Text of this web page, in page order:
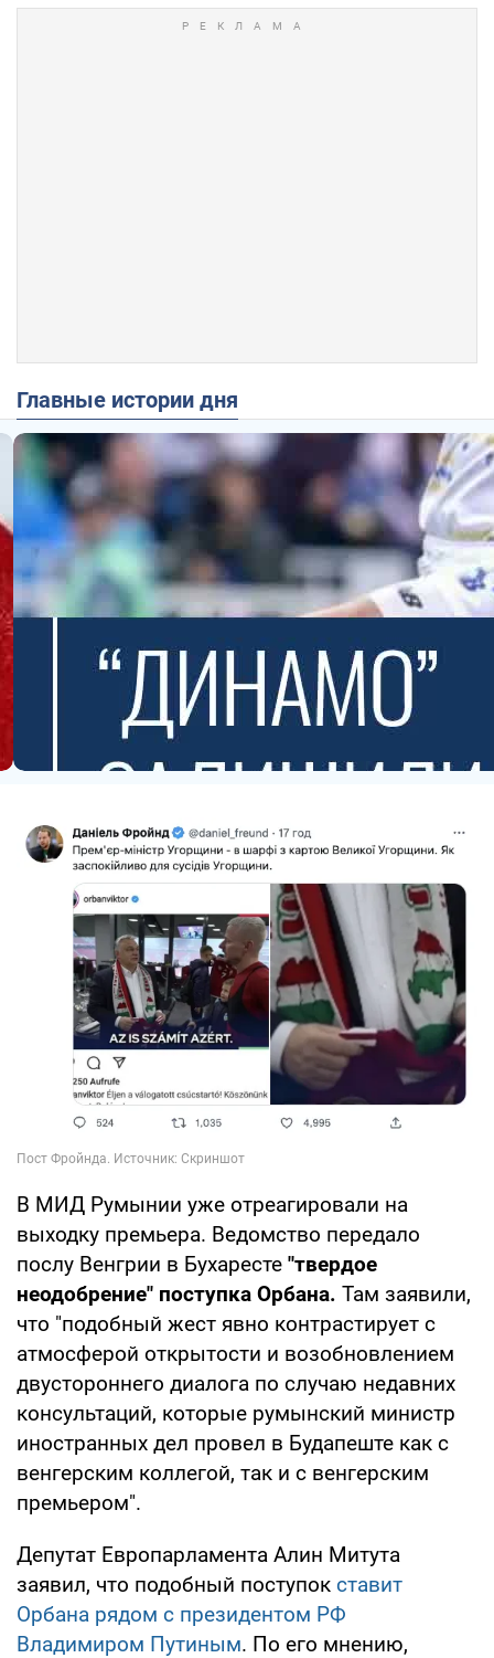
Главные истории дня
В МИД Румынии уже отреагировали на
выходку премьера. Ведомство передало
послу Венгрии в Бухаресте "твердое
неодобрение" поступка Орбана. Там заявили,
что "подобный жест явно контрастирует с
атмосферой открытости и возобновлением
двустороннего диалога по случаю недавних
консультаций, которые румынский министр
иностранных дел провел в Будапеште как с
венгерским коллегой, так и с венгерским
премьером".
Депутат Европарламента Алин Митута
заявил, что подобный поступок ставит
Орбана рядом с президентом РФ
Владимиром Путиным. По его мнению,